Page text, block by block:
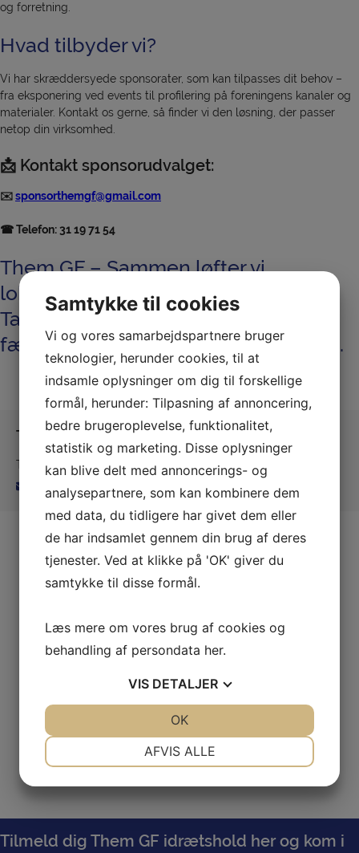
og forretning.
Hvad tilbyder vi?
Vi har skræddersyede sponsorater, som kan tilpasses dit behov –
fra eksponering ved events til profilering på foreningens kanaler og
materialer. Kontakt os gerne, så finder vi den løsning, der passer
netop din virksomhed.
📩 Kontakt sponsorudvalget:
✉️sponsorthemgf@gmail.com
☎ Telefon: 31 19 71 54
Them GF – Sammen løfter vi
lokalsamfundet!
Tak fordi du overvejer at støtte
fællesskab, idræt og aktivitet i Them.
Them GF
Them Gymnastikforening af 1896
formandthemgf@gmail.com
Tilmeld dig Them GF idrætshold her og kom i
Samtykke til cookies
Vi og vores samarbejdspartnere bruger
teknologier, herunder cookies, til at
indsamle oplysninger om dig til forskellige
formål, herunder: Tilpasning af annoncering,
bedre brugeroplevelse, funktionalitet,
statistik og marketing. Disse oplysninger
kan blive delt med annoncerings- og
analysepartnere, som kan kombinere dem
med data, du tidligere har givet dem eller
de har indsamlet gennem din brug af deres
tjenester. Ved at klikke på 'OK' giver du
samtykke til disse formål.
Læs mere om vores brug af cookies og
behandling af persondata her.
VIS DETALJER
AFVIS ALLE
OK